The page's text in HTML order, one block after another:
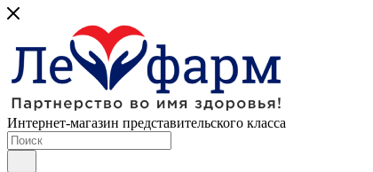
Интернет-магазин представительского класса